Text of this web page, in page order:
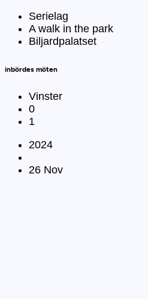
Serielag
A walk in the park
Biljardpalatset
inbördes möten
Vinster
0
1
2024
26 Nov